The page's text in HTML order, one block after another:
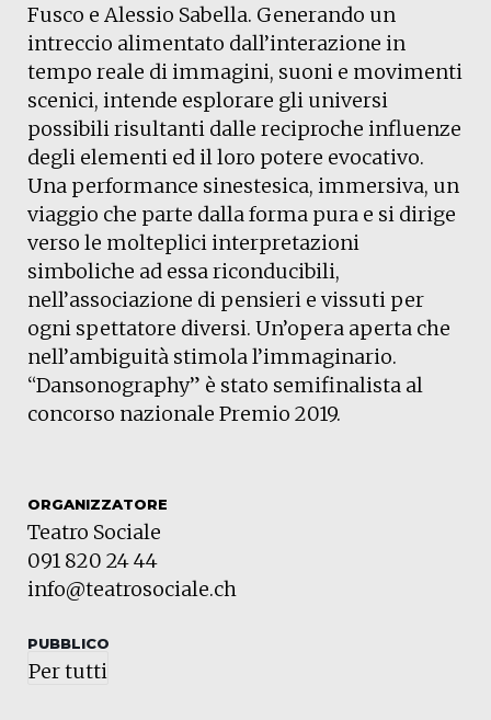
Fusco e Alessio Sabella. Generando un
intreccio alimentato dall’interazione in
tempo reale di immagini, suoni e movimenti
scenici, intende esplorare gli universi
possibili risultanti dalle reciproche influenze
degli elementi ed il loro potere evocativo.
Una performance sinestesica, immersiva, un
viaggio che parte dalla forma pura e si dirige
verso le molteplici interpretazioni
simboliche ad essa riconducibili,
nell’associazione di pensieri e vissuti per
ogni spettatore diversi. Un’opera aperta che
nell’ambiguità stimola l’immaginario.
“Dansonography” è stato semifinalista al
concorso nazionale Premio 2019.
ORGANIZZATORE
Teatro Sociale
091 820 24 44
info@teatrosociale.ch
PUBBLICO
Per tutti